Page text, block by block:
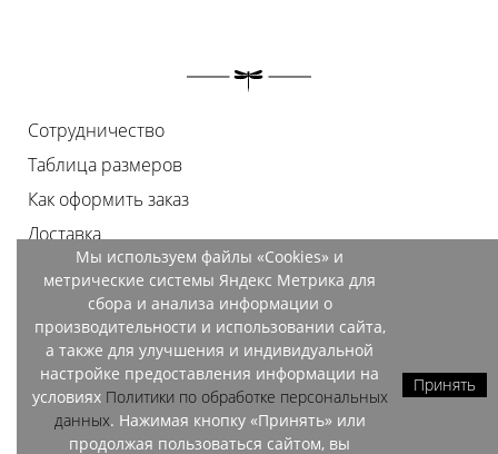
Сотрудничество
Таблица размеров
Как оформить заказ
Доставка
Оплата
Возврат
Документы
Контакты
Магазины
Мы используем файлы «Cookies» и
метрические системы Яндекс Метрика для
сбора и анализа информации о
производительности и использовании сайта,
а также для улучшения и индивидуальной
настройке предоставления информации на
условиях Политики по обработке персональных
данных. Нажимая кнопку «Принять» или
продолжая пользоваться сайтом, вы
Принять